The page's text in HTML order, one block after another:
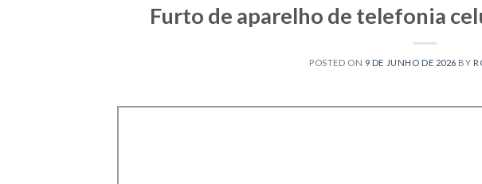
Furto de aparelho de telefonia
POSTED ON 9 DE JUNHO DE 2026 BY